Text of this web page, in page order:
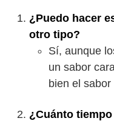
¿Puedo hacer
otro tipo?
Sí, aunque
un sabor
bien el
¿Cuánto